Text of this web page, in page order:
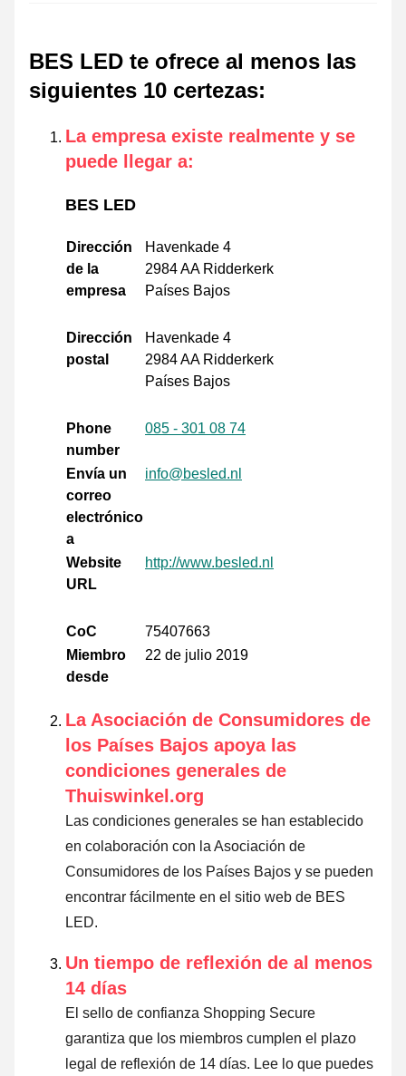
BES LED te ofrece al menos las
siguientes 10 certezas:
La empresa existe realmente y se
puede llegar a:
BES LED
Dirección
de la
empresa
Havenkade 4
2984 AA Ridderkerk
Países Bajos
Dirección
postal
Havenkade 4
2984 AA Ridderkerk
Países Bajos
Phone
number
085 - 301 08 74
Envía un
correo
electrónico
a
info@besled.nl
Website
URL
http://www.besled.nl
CoC
75407663
Miembro
desde
22 de julio 2019
La Asociación de Consumidores de
los Países Bajos apoya las
condiciones generales de
Thuiswinkel.org
Las condiciones generales se han establecido
en colaboración con la Asociación de
Consumidores de los Países Bajos y se pueden
encontrar fácilmente en el sitio web de BES
LED.
Un tiempo de reflexión de al menos
14 días
El sello de confianza Shopping Secure
garantiza que los miembros cumplen el plazo
legal de reflexión de 14 días. Lee lo que puedes